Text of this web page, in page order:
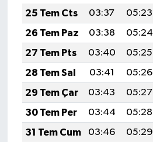
25 Tem Cts
03:37 05:23
26 Tem Paz
03:38 05:24
27 Tem Pts
03:40 05:25
28 Tem Sal
03:41 05:26
29 Tem Çar
03:43 05:27
30 Tem Per
03:44 05:28
31 Tem Cum
03:46 05:29